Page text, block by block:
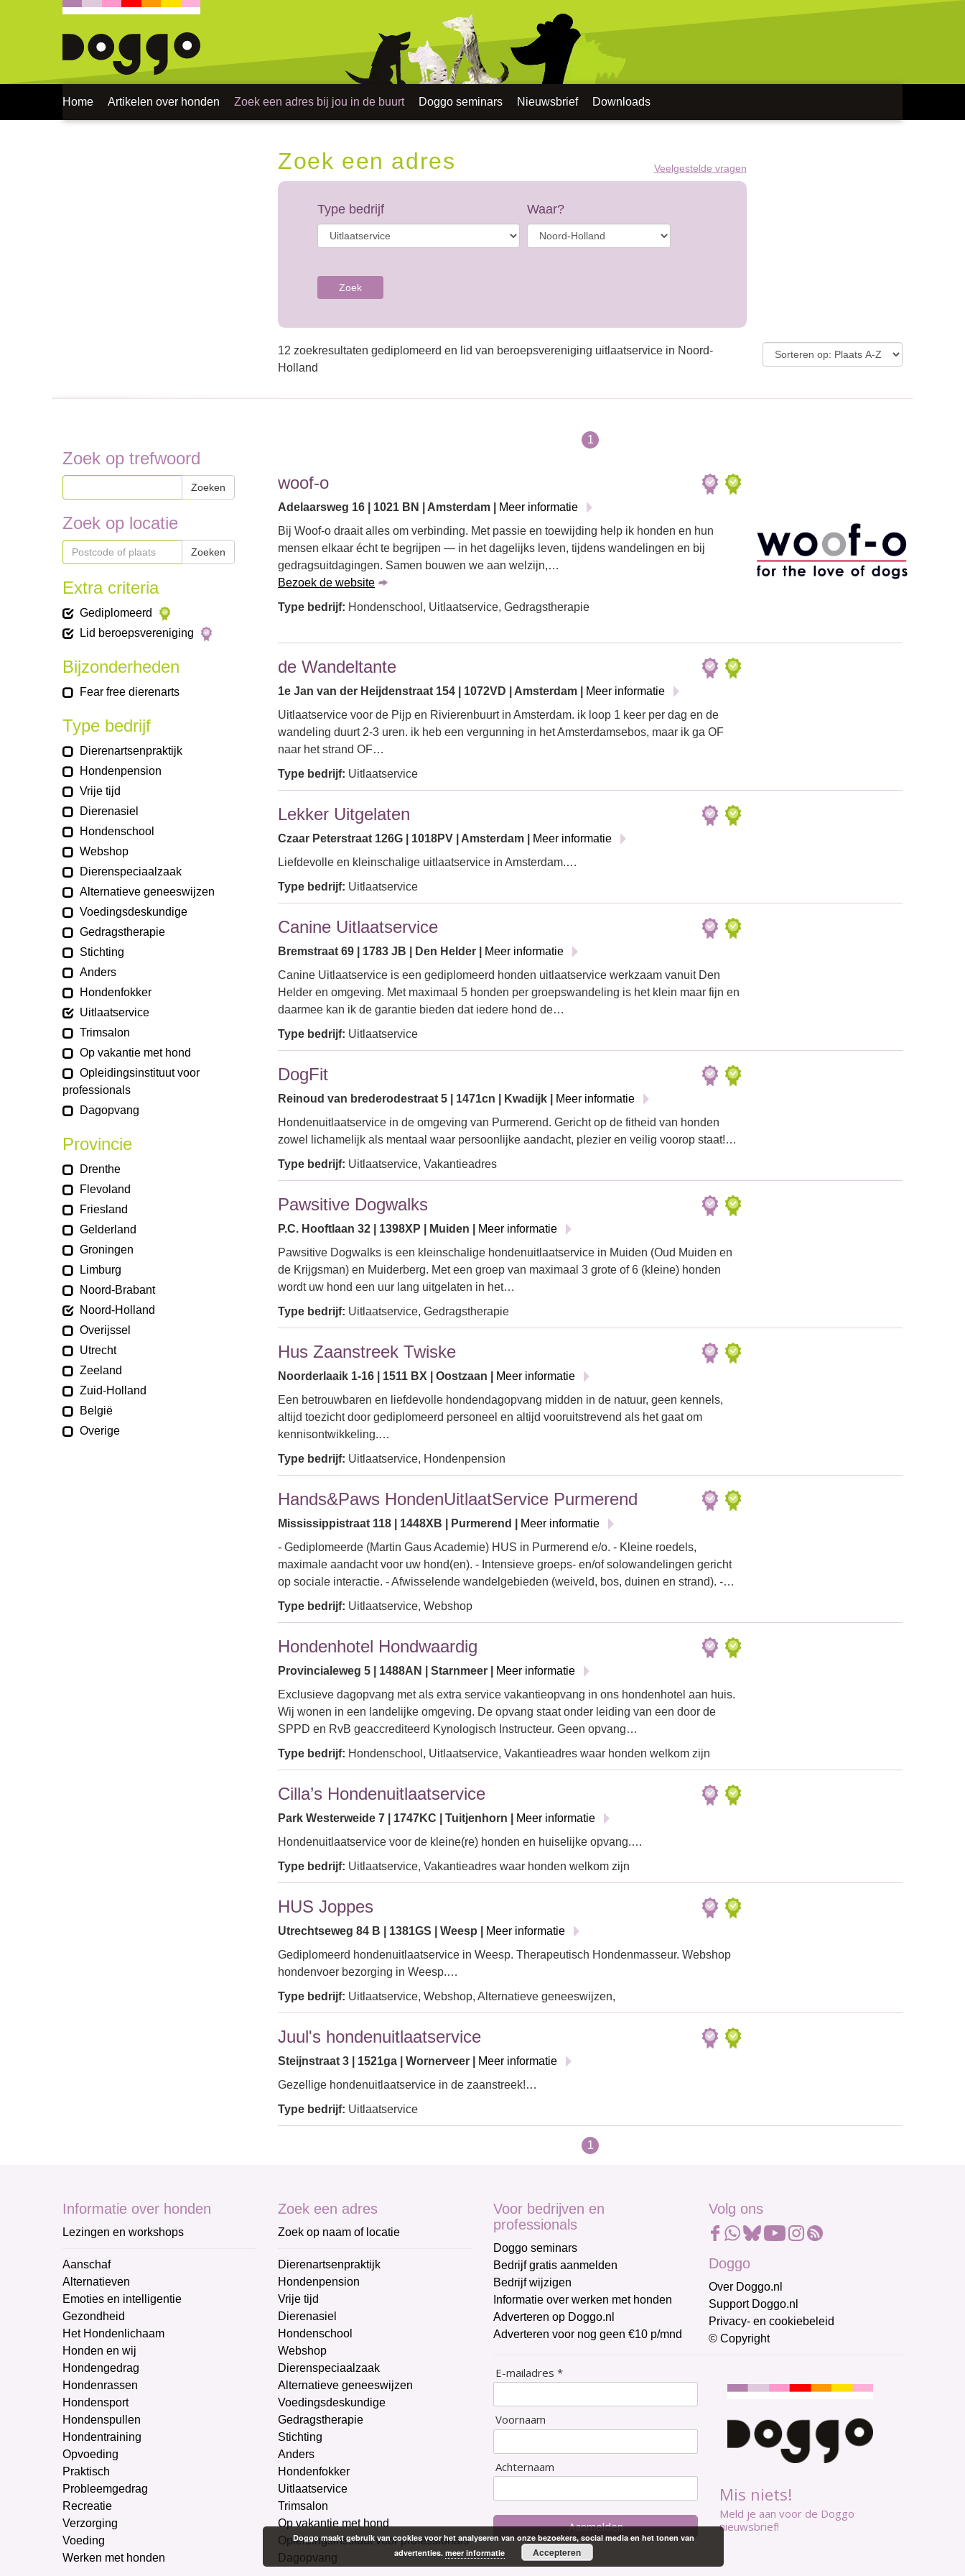
Home Artikelen over honden Zoek een adres bij jou in de buurt Doggo seminars Nieuwsbrief Downloads
Zoek een adres Veelgestelde vragen
Type bedrijf Waar?
Zoek
12 zoekresultaten gediplomeerd en lid van beroepsvereniging uitlaatservice in Noord-
Holland
Zoek op trefwoord
Zoeken
Zoek op locatie
Zoeken
Extra criteria
Gediplomeerd
Lid beroepsvereniging
Bijzonderheden
Fear free dierenarts
Type bedrijf
Dierenartsenpraktijk
Hondenpension
Vrije tijd
Dierenasiel
Hondenschool
Webshop
Dierenspeciaalzaak
Alternatieve geneeswijzen
Voedingsdeskundige
Gedragstherapie
Stichting
Anders
Hondenfokker
Uitlaatservice
Trimsalon
Op vakantie met hond
Opleidingsinstituut voor
professionals
Dagopvang
Provincie
Drenthe
Flevoland
Friesland
Gelderland
Groningen
Limburg
Noord-Brabant
Noord-Holland
Overijssel
Utrecht
Zeeland
Zuid-Holland
België
Overige
1
woof-o
Adelaarsweg 16 | 1021 BN | Amsterdam |
Meer informatie
Bij Woof-o draait alles om verbinding. Met passie en toewijding help ik honden en hun
mensen elkaar écht te begrijpen — in het dagelijks leven, tijdens wandelingen en bij
gedragsuitdagingen. Samen bouwen we aan welzijn,…
Bezoek de website
Type bedrijf: Hondenschool, Uitlaatservice, Gedragstherapie
de Wandeltante
1e Jan van der Heijdenstraat 154 | 1072VD | Amsterdam |
Meer informatie
Uitlaatservice voor de Pijp en Rivierenbuurt in Amsterdam. ik loop 1 keer per dag en de
wandeling duurt 2-3 uren. ik heb een vergunning in het Amsterdamsebos, maar ik ga OF
naar het strand OF…
Type bedrijf: Uitlaatservice
Lekker Uitgelaten
Czaar Peterstraat 126G | 1018PV | Amsterdam |
Meer informatie
Liefdevolle en kleinschalige uitlaatservice in Amsterdam.…
Type bedrijf: Uitlaatservice
Canine Uitlaatservice
Bremstraat 69 | 1783 JB | Den Helder |
Meer informatie
Canine Uitlaatservice is een gediplomeerd honden uitlaatservice werkzaam vanuit Den
Helder en omgeving. Met maximaal 5 honden per groepswandeling is het klein maar fijn en
daarmee kan ik de garantie bieden dat iedere hond de…
Type bedrijf: Uitlaatservice
DogFit
Reinoud van brederodestraat 5 | 1471cn | Kwadijk |
Meer informatie
Hondenuitlaatservice in de omgeving van Purmerend. Gericht op de fitheid van honden
zowel lichamelijk als mentaal waar persoonlijke aandacht, plezier en veilig voorop staat!…
Type bedrijf: Uitlaatservice, Vakantieadres
Pawsitive Dogwalks
P.C. Hooftlaan 32 | 1398XP | Muiden |
Meer informatie
Pawsitive Dogwalks is een kleinschalige hondenuitlaatservice in Muiden (Oud Muiden en
de Krijgsman) en Muiderberg. Met een groep van maximaal 3 grote of 6 (kleine) honden
wordt uw hond een uur lang uitgelaten in het…
Type bedrijf: Uitlaatservice, Gedragstherapie
Hus Zaanstreek Twiske
Noorderlaaik 1-16 | 1511 BX | Oostzaan |
Meer informatie
Een betrouwbaren en liefdevolle hondendagopvang midden in de natuur, geen kennels,
altijd toezicht door gediplomeerd personeel en altijd vooruitstrevend als het gaat om
kennisontwikkeling.…
Type bedrijf: Uitlaatservice, Hondenpension
Hands&Paws HondenUitlaatService Purmerend
Mississippistraat 118 | 1448XB | Purmerend |
Meer informatie
- Gediplomeerde (Martin Gaus Academie) HUS in Purmerend e/o. - Kleine roedels,
maximale aandacht voor uw hond(en). - Intensieve groeps- en/of solowandelingen gericht
op sociale interactie. - Afwisselende wandelgebieden (weiveld, bos, duinen en strand). -…
Type bedrijf: Uitlaatservice, Webshop
Hondenhotel Hondwaardig
Provincialeweg 5 | 1488AN | Starnmeer |
Meer informatie
Exclusieve dagopvang met als extra service vakantieopvang in ons hondenhotel aan huis.
Wij wonen in een landelijke omgeving. De opvang staat onder leiding van een door de
SPPD en RvB geaccrediteerd Kynologisch Instructeur. Geen opvang…
Type bedrijf: Hondenschool, Uitlaatservice, Vakantieadres waar honden welkom zijn
Cilla’s Hondenuitlaatservice
Park Westerweide 7 | 1747KC | Tuitjenhorn |
Meer informatie
Hondenuitlaatservice voor de kleine(re) honden en huiselijke opvang.…
Type bedrijf: Uitlaatservice, Vakantieadres waar honden welkom zijn
HUS Joppes
Utrechtseweg 84 B | 1381GS | Weesp |
Meer informatie
Gediplomeerd hondenuitlaatservice in Weesp. Therapeutisch Hondenmasseur. Webshop
hondenvoer bezorging in Weesp.…
Type bedrijf: Uitlaatservice, Webshop, Alternatieve geneeswijzen,
Juul's hondenuitlaatservice
Steijnstraat 3 | 1521ga | Wornerveer |
Meer informatie
Gezellige hondenuitlaatservice in de zaanstreek!…
Type bedrijf: Uitlaatservice
1
Informatie over honden
Lezingen en workshops
Aanschaf
Alternatieven
Emoties en intelligentie
Gezondheid
Het Hondenlichaam
Honden en wij
Hondengedrag
Hondenrassen
Hondensport
Hondenspullen
Hondentraining
Opvoeding
Praktisch
Probleemgedrag
Recreatie
Verzorging
Voeding
Werken met honden
Zoek een adres
Zoek op naam of locatie
Dierenartsenpraktijk
Hondenpension
Vrije tijd
Dierenasiel
Hondenschool
Webshop
Dierenspeciaalzaak
Alternatieve geneeswijzen
Voedingsdeskundige
Gedragstherapie
Stichting
Anders
Hondenfokker
Uitlaatservice
Trimsalon
Op vakantie met hond
Opleidingsinstituut voor professionals
Dagopvang
Voor bedrijven en
professionals
Doggo seminars
Bedrijf gratis aanmelden
Bedrijf wijzigen
Informatie over werken met honden
Adverteren op Doggo.nl
Adverteren voor nog geen €10 p/mnd
Volg ons
Doggo
Over Doggo.nl
Support Doggo.nl
Privacy- en cookiebeleid
© Copyright
E-mailadres *
Voornaam
Achternaam
Aanmelden
Mis niets!
Meld je aan voor de Doggo
nieuwsbrief!
Doggo maakt gebruik van cookies voor het analyseren van onze bezoekers, social media en het tonen van
advertenties. meer informatie Accepteren